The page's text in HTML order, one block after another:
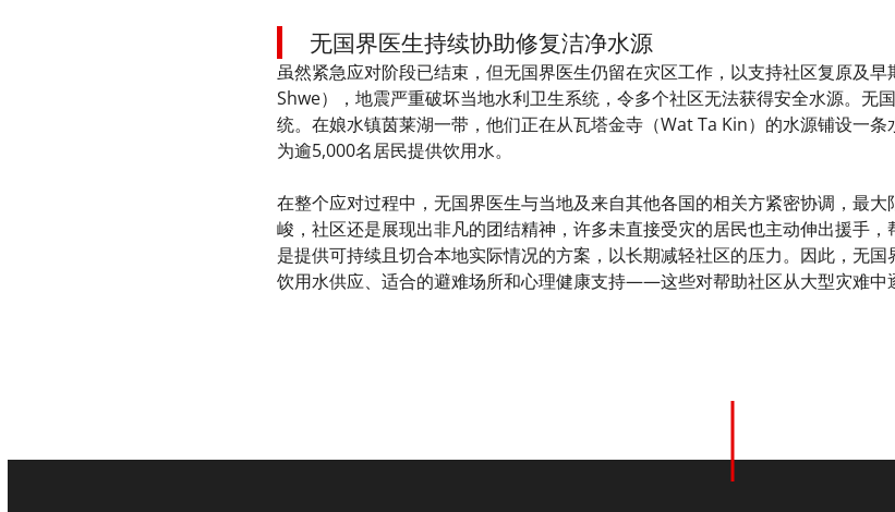
无国界医生持续协助修复洁净水源
虽然紧急应对阶段已结束，但无国界医生仍留在灾区工作，以支持社区复原及
Shwe），地震严重破坏当地水利卫生系统，令多个社区无法获得安全水源。无
统。在娘水镇茵莱湖一带，他们正在从瓦塔金寺（Wat Ta Kin）的水源铺设一
为逾5,000名居民提供饮用水。
在整个应对过程中，无国界医生与当地及来自其他各国的相关方紧密协调，最
峻，社区还是展现出非凡的团结精神，许多未直接受灾的居民也主动伸出援手
是提供可持续且切合本地实际情况的方案，以长期减轻社区的压力。因此，无
饮用水供应、适合的避难场所和心理健康支持——这些对帮助社区从大型灾难中